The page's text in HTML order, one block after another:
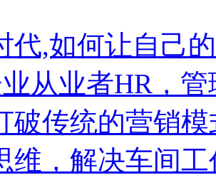
代,如何让自己
从业者HR，
破传统的营销
维，解决车间